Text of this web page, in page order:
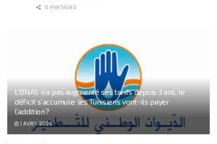
0 PARTAGES
L’ONAS n’a pas augmenté ses tarifs depuis 3 ans, le
déficit s’accumule: les Tunisiens vont-ils payer
l’addition?
1 AVRIL 2026